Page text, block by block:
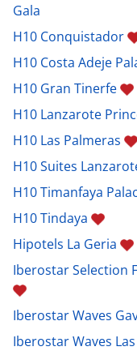
Gala
H10 Conquistador
H10 Costa Adeje
H10 Gran Tinerfe
H10 Lanzarote
H10 Las Palmeras
H10 Suites
H10 Timanfaya
H10 Tindaya
Hipotels La Geria
Iberostar Selection
Iberostar Waves
Iberostar Waves